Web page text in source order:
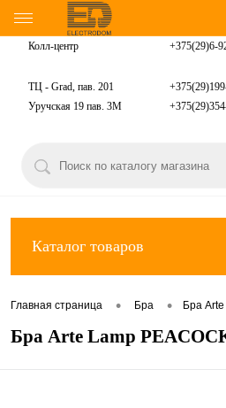
Колл-центр +375(29)6-
ТЦ - Grad, пав. 201
Уручская 19 пав. 3М
Каталог товаров
Главная страница • Бра • Бра
Бра Arte Lamp